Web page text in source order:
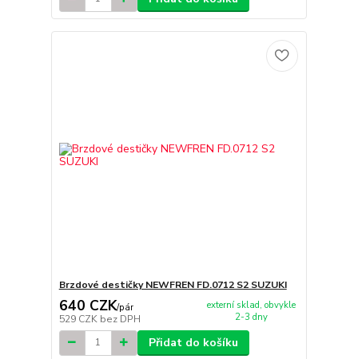
Brzdové destičky NEWFREN FD.0712 S2 SUZUKI
640 CZK/pár
529 CZK bez DPH
externí sklad, obvykle
2-3 dny
Přidat do košíku